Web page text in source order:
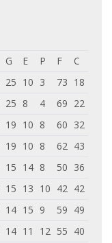
G E P F
C
25 10 3 73 18
25 8 4 69 22
19 10 8 60 32
19 10 8 62 43
15 14 8 50 36
15 13 10 42 42
14 15 9 59 49
14 11 12 55 40